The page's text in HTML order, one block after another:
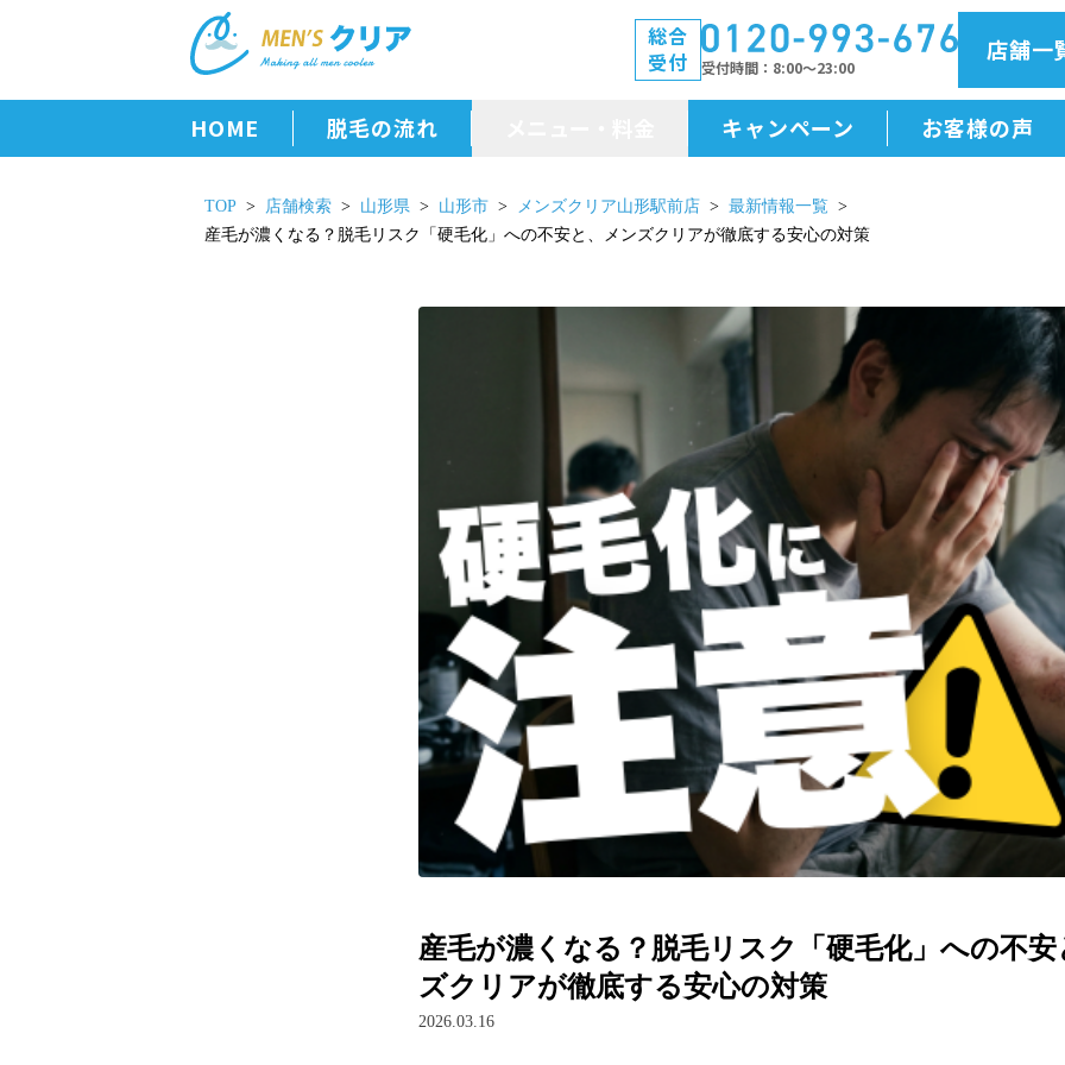
総合
受付
受付時間 8:00～23:00
店舗一
HOME 脱毛の流れ
メニュー・料金
キャンペーン お客様の声
TOP 店舗検索 山形県 山形市 メンズクリア山形駅前店
最新情報一覧
産毛が濃くなる？脱毛リスク「硬毛化」への不安と、メンズクリアが徹底する安心の対策
産毛が濃くなる？脱毛リスク「硬毛化」への不
ズクリアが徹底する安心の対策
2026.03.16